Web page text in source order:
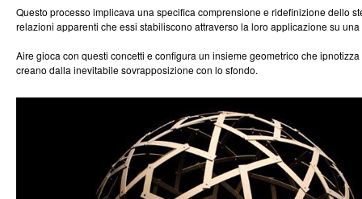
Questo processo implicava una specifica comprensione e ridefinizione dello
relazioni apparenti che essi stabiliscono attraverso la loro applicazione su
Aire gioca con questi concetti e configura un insieme geometrico che
creano dalla inevitabile sovrapposizione con lo sfondo.